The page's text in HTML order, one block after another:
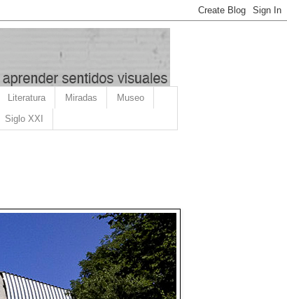
Literatura Miradas Museo
Siglo XXI